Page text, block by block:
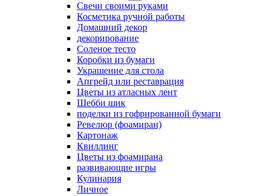
Свечи своими руками
Косметика ручной работы
Домашний декор
декорирование
Соленое тесто
Коробки из бумаги
Украшение для стола
Апгрейд или реставрация
Цветы из атласных лент
Шебби шик
поделки из гофрированной бумаги
Ревелюр (фоамиран)
Картонаж
Квиллинг
Цветы из фоамирана
развивающие игры
Кулинария
Личное